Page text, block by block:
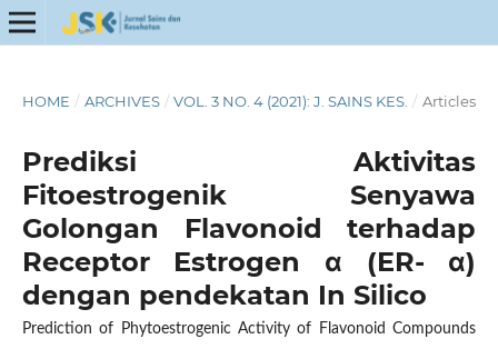
HOME / ARCHIVES / VOL. 3 NO. 4 (2021): J. SAINS KES. / Articles
Prediksi Aktivitas
Fitoestrogenik Senyawa
Golongan Flavonoid terhadap
Receptor Estrogen α (ER- α)
dengan pendekatan In Silico
Prediction of Phytoestrogenic Activity of Flavonoid Compounds